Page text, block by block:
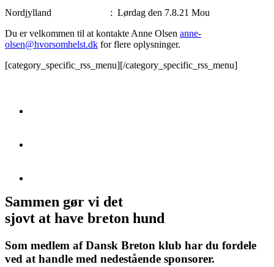
Nordjylland : Lørdag den 7.8.21 Mou
Du er velkommen til at kontakte Anne Olsen anne-
olsen@hvorsomhelst.dk for flere oplysninger.
[category_specific_rss_menu][/category_specific_rss_menu]
Sammen gør vi det
sjovt at have breton hund
Som medlem af Dansk Breton klub har du fordele
ved at handle med nedestående sponsorer.